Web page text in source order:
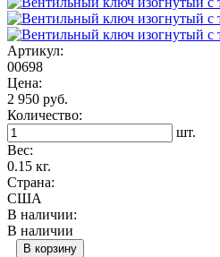
Артикул:
00698
Цена:
2 950 руб.
Количество:
шт.
Вес:
0.15 кг.
Страна:
США
В наличии:
В наличии
В корзину